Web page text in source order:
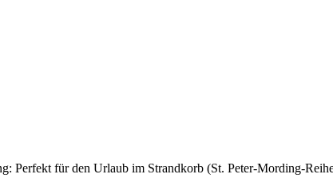
für den Urlaub im Strandkorb (St. Peter-Mording-